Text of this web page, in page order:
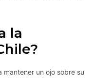
la
mantener un ojo sobre su